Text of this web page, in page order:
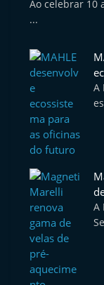
Ao celebrar 10
...
A
A